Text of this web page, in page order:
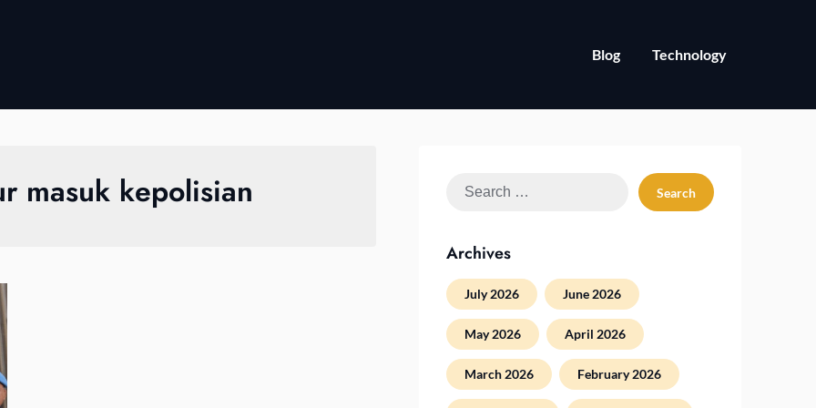
Blog Technology
masuk kepolisian
Search
Archives
July 2026 June 2026
May 2026 April 2026
March 2026 February 2026